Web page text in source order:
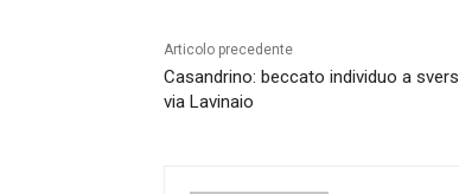
Articolo precedente
Casandrino: beccato individuo a
via Lavinaio